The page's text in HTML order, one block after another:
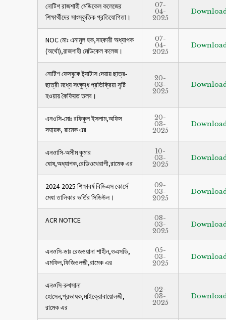
নোটিশ রাজশাহী মেডিকেল কলেজের
শিক্ষার্থীদের সাংস্কৃতিক প্রতিযোগিতা।
07-
04-
2025
NOC মোঃ এনামুল হক,সহকারী অধ্যাপক
(অর্থো),রাজশাহী মেডিকেল কলেজ।
07-
04-
2025
নোটিশ ফেসবুকে ষ্ট্যাটাস দেয়ায় ছাত্র-
ছাত্রী মধ্যে সংক্ষুদ্ধ প্রতিক্রিয়া সৃষ্টি
হওয়ায় কৈফিয়ত তলব।
20-
03-
2025
এনওসি-মোঃ রফিকুল ইসলাম,অফিস
সহায়ক, রামেক এর
20-
03-
2025
এনওাসি-অসীম কুমার
ঘোষ,অধ্যাপক,রেডিওথেরাপী,রামেক এর
10-
03-
2025
2024-2025 শিক্ষাবর্ষ বিডিএস কোর্সে
মেধা তালিকার ভর্তির সিডিউল।
09-
03-
2025
ACR NOTICE 08-
03-
2025
এনওসি-ডাঃ রেজওয়ানা শাহীন,ওএসডি,
এমফিল,ফিজিওলজী,রামেক এর
05-
03-
2025
এনওসি-রুখসানা
হোসেন,প্রভাষক,মাইক্রোবায়োলজী,
রামেক এর
02-
03-
2025